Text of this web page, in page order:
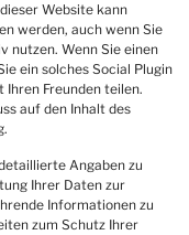
Website kann
werden, auch wenn Sie
nutzen. Wenn Sie einen
ein solches Social Plugin
Freunden teilen.
auf den Inhalt des
Angaben zu
Ihrer Daten zur
Informationen zu
zum Schutz Ihrer